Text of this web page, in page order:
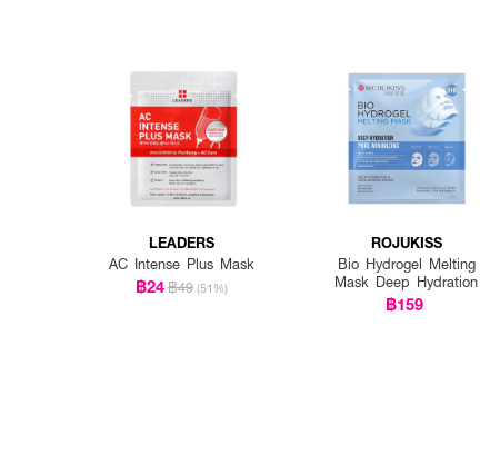
LEADERS
AC Intense Plus Mask
฿24฿49 (51%)
ROJUKISS
Bio Hydrogel Melting
Mask Deep Hydration
฿159